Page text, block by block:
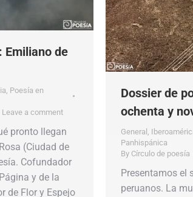
Emiliano de
Poesía en
Leave a comment
pronto llegan
(Ciudad de
Cofundador
y de la
de Flor y Espejo
Dossier de
ochenta y
General
Panhispánica
By Círculo de poesía
Presentamos el
peruanos. La